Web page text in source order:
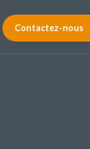
Contactez-nous